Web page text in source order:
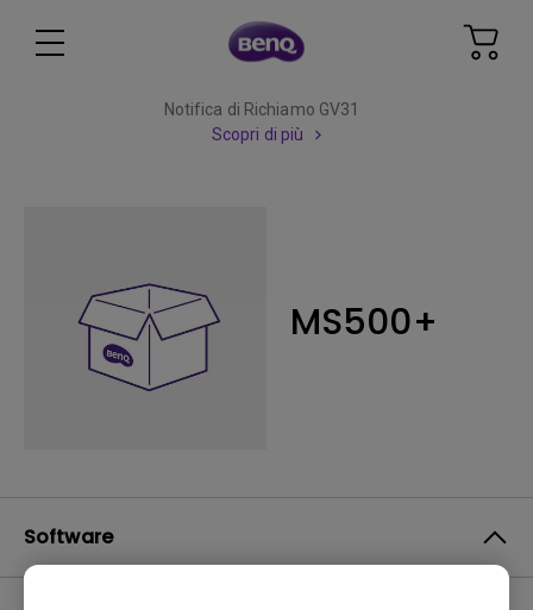
Notifica di Richiamo GV31
Scopri di più
MS500+
Software